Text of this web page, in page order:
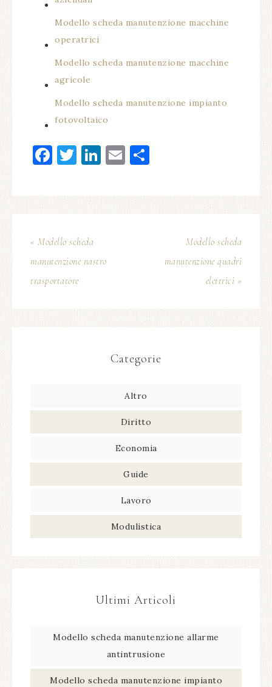
Modello scheda manutenzione macchine
operatrici​
Modello scheda manutenzione macchine
agricole​
Modello scheda manutenzione impianto
fotovoltaico​
Facebook
Twitter
LinkedIn
Email
« Modello scheda
manutenzione nastro
trasportatore​
Modello scheda
manutenzione quadri
elettrici​ »
Categorie
Altro
Diritto
Economia
Guide
Lavoro
Modulistica
Ultimi Articoli
Modello scheda manutenzione allarme
antintrusione​
Modello scheda manutenzione impianto